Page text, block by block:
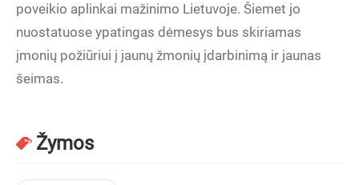
poveikio aplinkai mažinimo Lietuvoje. Šiemet jo
nuostatuose ypatingas dėmesys bus skiriamas
įmonių požiūriui į jaunų žmonių įdarbinimą ir jaunas
šeimas.
Žymos